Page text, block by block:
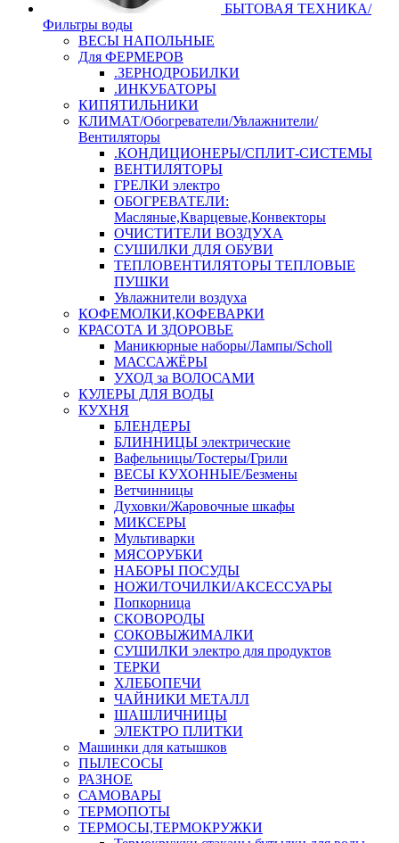
БЫТОВАЯ ТЕХНИКА/
Фильтры воды
ВЕСЫ НАПОЛЬНЫЕ
Для ФЕРМЕРОВ
.ЗЕРНОДРОБИЛКИ
.ИНКУБАТОРЫ
КИПЯТИЛЬНИКИ
КЛИМАТ/Обогреватели/Увлажнители/
Вентиляторы
.КОНДИЦИОНЕРЫ/СПЛИТ-СИСТЕМЫ
ВЕНТИЛЯТОРЫ
ГРЕЛКИ электро
ОБОГРЕВАТЕЛИ:
Масляные,Кварцевые,Конвекторы
ОЧИСТИТЕЛИ ВОЗДУХА
СУШИЛКИ ДЛЯ ОБУВИ
ТЕПЛОВЕНТИЛЯТОРЫ ТЕПЛОВЫЕ
ПУШКИ
Увлажнители воздуха
КОФЕМОЛКИ,КОФЕВАРКИ
КРАСОТА И ЗДОРОВЬЕ
Маникюрные наборы/Лампы/Scholl
МАССАЖЁРЫ
УХОД за ВОЛОСАМИ
КУЛЕРЫ ДЛЯ ВОДЫ
КУХНЯ
БЛЕНДЕРЫ
БЛИННИЦЫ электрические
Вафельницы/Тостеры/Грили
ВЕСЫ КУХОННЫЕ/Безмены
Ветчинницы
Духовки/Жаровочные шкафы
МИКСЕРЫ
Мультиварки
МЯСОРУБКИ
НАБОРЫ ПОСУДЫ
НОЖИ/ТОЧИЛКИ/АКСЕССУАРЫ
Попкорница
СКОВОРОДЫ
СОКОВЫЖИМАЛКИ
СУШИЛКИ электро для продуктов
ТЕРКИ
ХЛЕБОПЕЧИ
ЧАЙНИКИ МЕТАЛЛ
ШАШЛИЧНИЦЫ
ЭЛЕКТРО ПЛИТКИ
Машинки для катышков
ПЫЛЕСОСЫ
РАЗНОЕ
САМОВАРЫ
ТЕРМОПОТЫ
ТЕРМОСЫ,ТЕРМОКРУЖКИ